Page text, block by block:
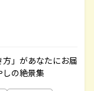
」があなたにお届
の絶景集